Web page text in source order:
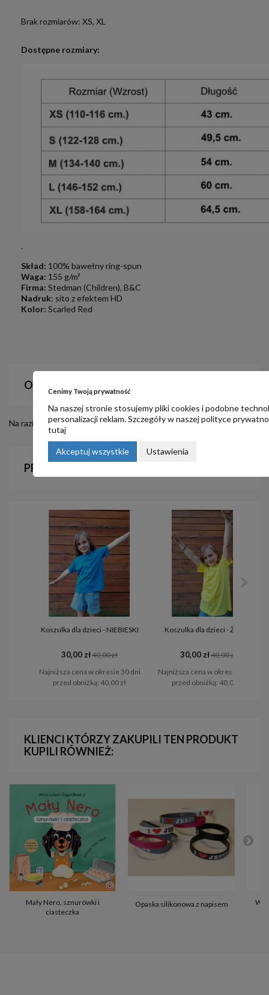
Brak rozmiarów: XS, XL
Dostępne rozmiary:
.
Skład: 100% bawełny ring-spun
Waga: 155 g/m²
Firma: Stedman (Children), B&C
Nadruk: sito z efektem HD
Kolor: Scarled Red
OPINIE
Na razie nie dodano żadnej recenzji.
PRODUKTY POWIĄZANE
Koszulka dla dzieci - NIEBIESKI
30,00 zł40,00 zł
Najniższa cena w okresie 30 dni
przed obniżką: 40,00 zł
Koszulka dla dzieci - ŻÓŁTY
30,00 zł40,00 zł
Najniższa cena w okresie 30 dni
przed obniżką: 40,00 zł
KLIENCI KTÓRZY ZAKUPILI TEN PRODUKT
KUPILI RÓWNIEŻ:
Mały Nero, sznurówki i
ciasteczka
Opaska silikonowa z napisem
Cenimy Twoją prywatność
Na naszej stronie stosujemy pliki cookies i podobne
personalizacji reklam. Szczegóły w naszejpolityce
tutaj
Akceptuj wszystkie Ustawienia